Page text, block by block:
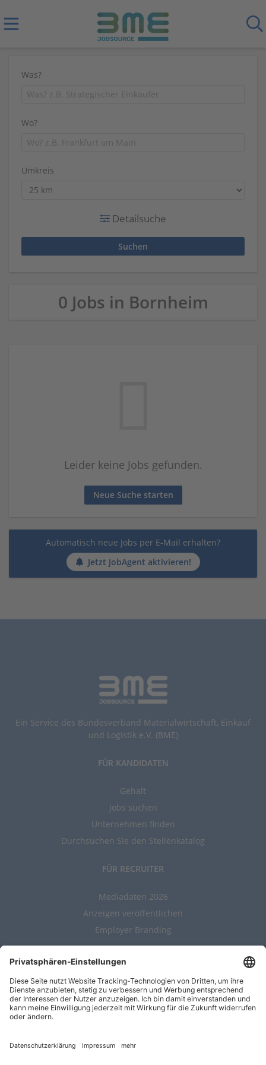
Was?
Wo?
Umkreis
Detailsuche
0 Jobs in Bornheim
Leider keine Jobs gefunden.
Neue Suche starten
Automatisch neue Jobs per E-Mail erhalten?
Jetzt JobAgent aktivieren!
Ein Service des Bundesverband Materialwirtschaft, Einkauf
und Logistik e.V. (BME)
FÜR KANDIDATEN
Gehalt
Jobs suchen
Unternehmen finden
Durchsuchen Sie den Stellenkatalog
FÜR RECRUITER
Mediadaten 2026
Anzeigen veröffentlichen
Employer Branding
ALLGEMEIN
Kontakt
AGBs